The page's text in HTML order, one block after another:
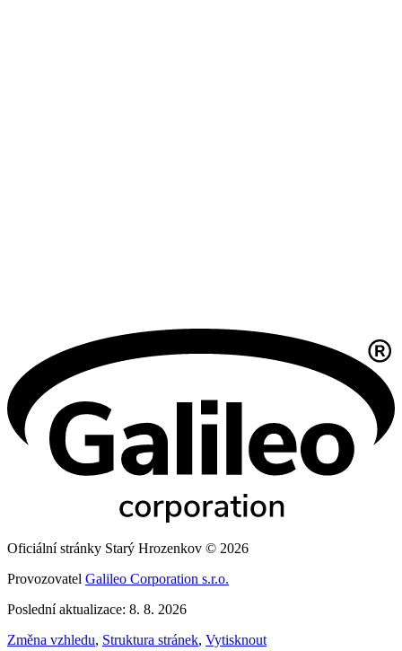
Oficiální stránky Starý Hrozenkov © 2026
Provozovatel Galileo Corporation s.r.o.
Poslední aktualizace: 8. 8. 2026
Změna vzhledu, Struktura stránek, Vytisknout